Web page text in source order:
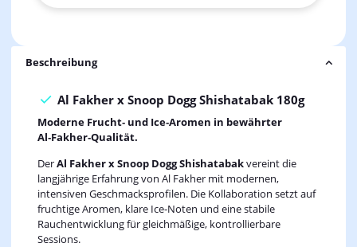
Beschreibung
Al Fakher x Snoop Dogg Shishatabak 180g
Moderne Frucht‑ und Ice‑Aromen in bewährter
Al‑Fakher‑Qualität.
DerAl Fakher x Snoop Dogg Shishatabakvereint die
langjährige Erfahrung von Al Fakher mit modernen,
intensiven Geschmacksprofilen. Die Kollaboration setzt auf
fruchtige Aromen, klare Ice‑Noten und eine stabile
Rauchentwicklung für gleichmäßige, kontrollierbare
Sessions.